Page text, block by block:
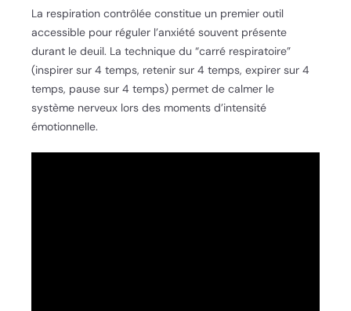
La respiration contrôlée constitue un premier outil
accessible pour réguler l’anxiété souvent présente
durant le deuil. La technique du “carré respiratoire”
(inspirer sur 4 temps, retenir sur 4 temps, expirer sur 4
temps, pause sur 4 temps) permet de calmer le
système nerveux lors des moments d’intensité
émotionnelle.